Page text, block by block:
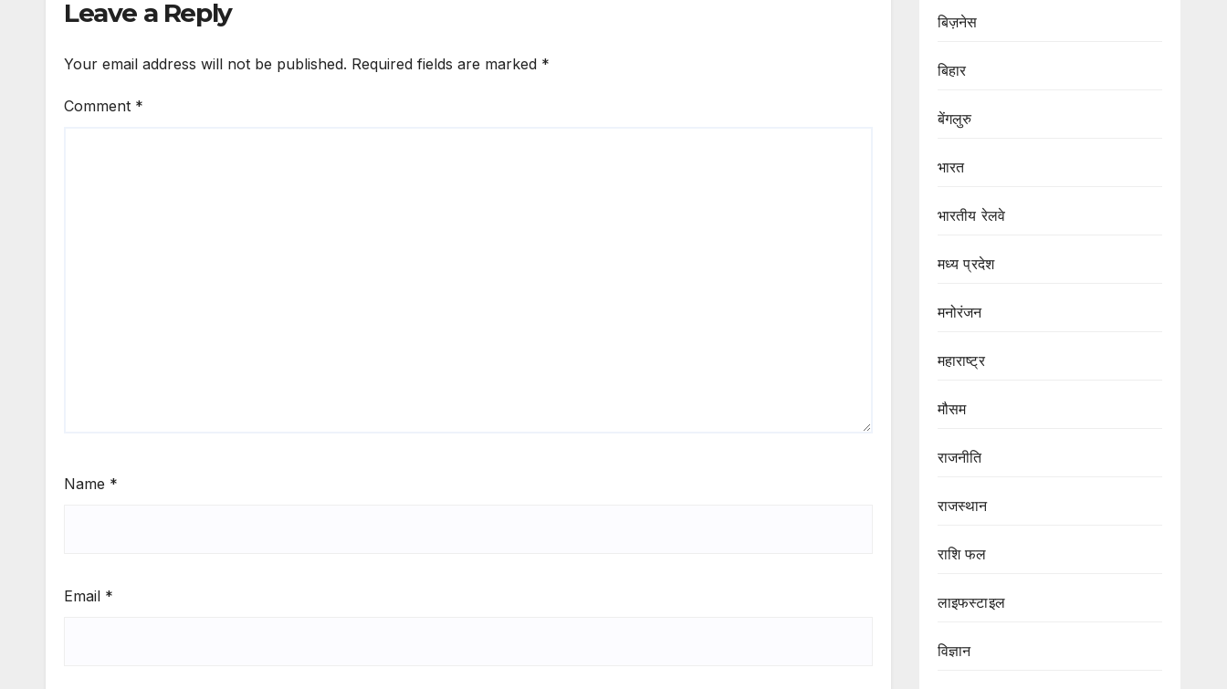
Leave a Reply
Your email address will not be published. Required fields are marked *
Comment *
Name *
Email *
बिज़नेस
बिहार
बेंगलुरु
भारत
भारतीय रेलवे
मध्य प्रदेश
मनोरंजन
महाराष्ट्र
मौसम
राजनीति
राजस्थान
राशि फल
लाइफस्टाइल
विज्ञान